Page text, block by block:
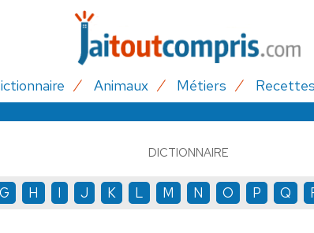
Animaux Métiers Recettes
DICTIONNAIRE
G H I J K L M N O P Q